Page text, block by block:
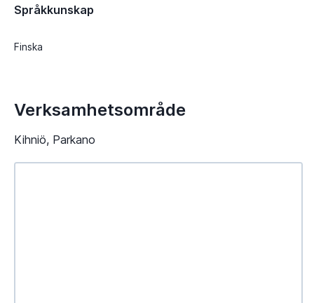
Språkkunskap
Finska
Verksamhetsområde
Kihniö, Parkano